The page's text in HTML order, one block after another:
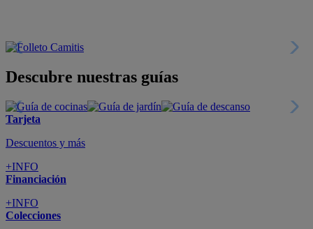
Descubre nuestras guías
Tarjeta
Descuentos y más
+INFO
Financiación
+INFO
Colecciones